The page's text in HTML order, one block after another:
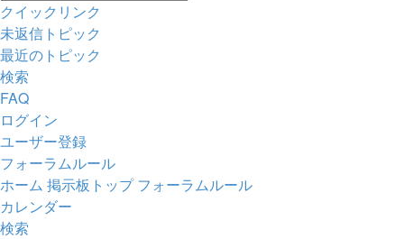
クイックリンク
未返信トピック
最近のトピック
検索
FAQ
ログイン
ユーザー登録
フォーラムルール
ホーム 掲示板トップ フォーラムルール
カレンダー
検索